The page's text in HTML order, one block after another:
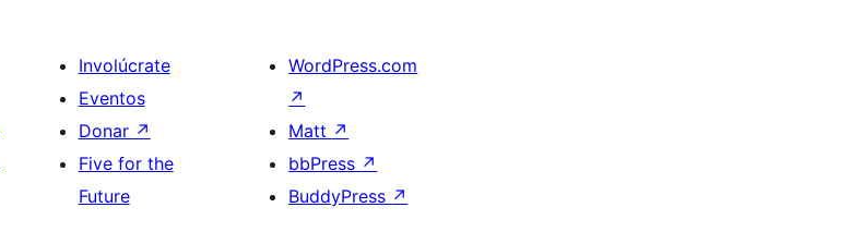
Involúcrate
Eventos
Donar ↗
Five for the
Future
WordPress.com
↗
Matt ↗
bbPress ↗
BuddyPress ↗